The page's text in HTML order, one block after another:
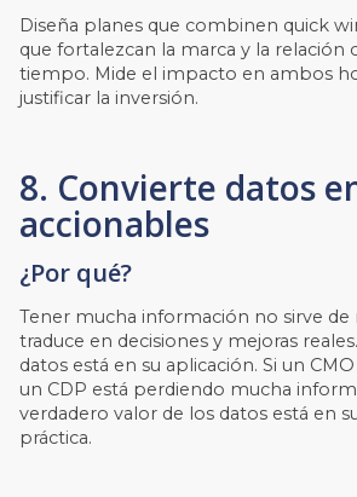
Diseña planes que combinen quick
que fortalezcan la marca y la relación
tiempo. Mide el impacto en ambos
justificar la inversión.
8. Convierte datos
accionables
¿Por qué?
Tener mucha información no sirve de
traduce en decisiones y mejoras
datos está en su aplicación. Si un
un CDP está perdiendo mucha
verdadero valor de los datos está en
práctica.